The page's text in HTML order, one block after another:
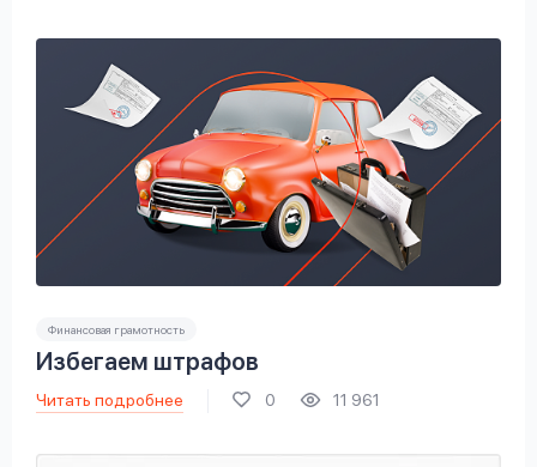
Финансовая грамотность
Избегаем штрафов
Читать подробнее 0 11 961